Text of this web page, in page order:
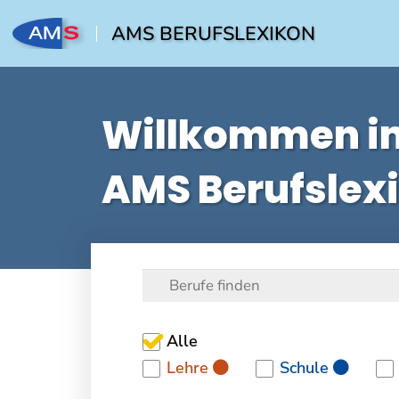
AMS BERUFSLEXIKON
Willkommen
AMS
Alle
Lehre
Schule